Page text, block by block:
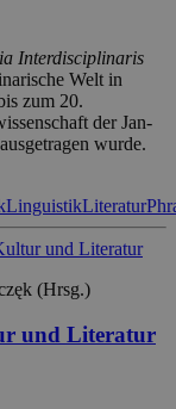
Interdisciplinaris
Welt in
zum 20.
der Jan-
wurde.
LinguistikLiteratur
(Hrsg.)
und Literatur